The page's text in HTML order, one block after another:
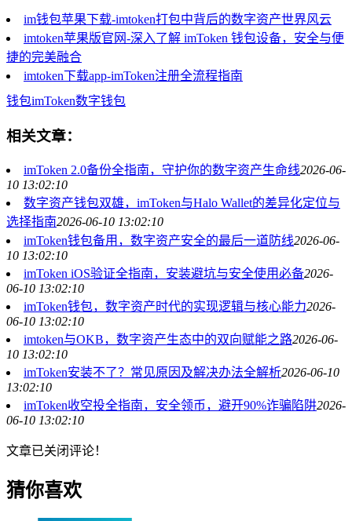
im钱包苹果下载-imtoken打包中背后的数字资产世界风云
imtoken苹果版官网-深入了解 imToken 钱包设备，安全与便
捷的完美融合
imtoken下载app-imToken注册全流程指南
钱包imToken数字钱包
相关文章：
imToken 2.0备份全指南，守护你的数字资产生命线2026-06-
10 13:02:10
数字资产钱包双雄，imToken与Halo Wallet的差异化定位与
选择指南2026-06-10 13:02:10
imToken钱包备用，数字资产安全的最后一道防线2026-06-
10 13:02:10
imToken iOS验证全指南，安装避坑与安全使用必备2026-
06-10 13:02:10
imToken钱包，数字资产时代的实现逻辑与核心能力2026-
06-10 13:02:10
imtoken与OKB，数字资产生态中的双向赋能之路2026-06-
10 13:02:10
imToken安装不了？常见原因及解决办法全解析2026-06-10
13:02:10
imToken收空投全指南，安全领币，避开90%诈骗陷阱2026-
06-10 13:02:10
文章已关闭评论！
猜你喜欢